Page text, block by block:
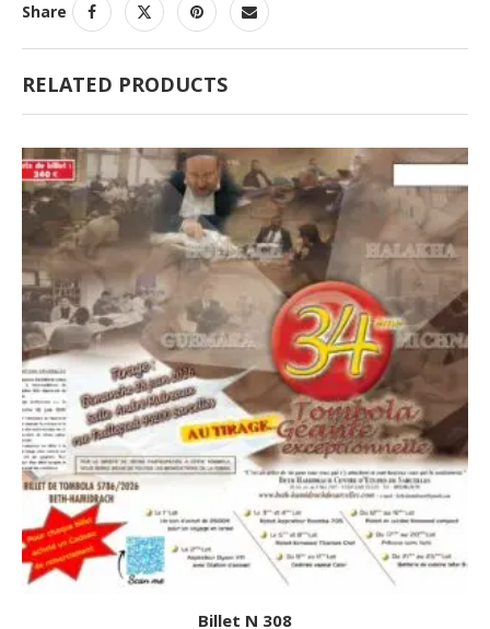
Share
RELATED PRODUCTS
Billet N 308